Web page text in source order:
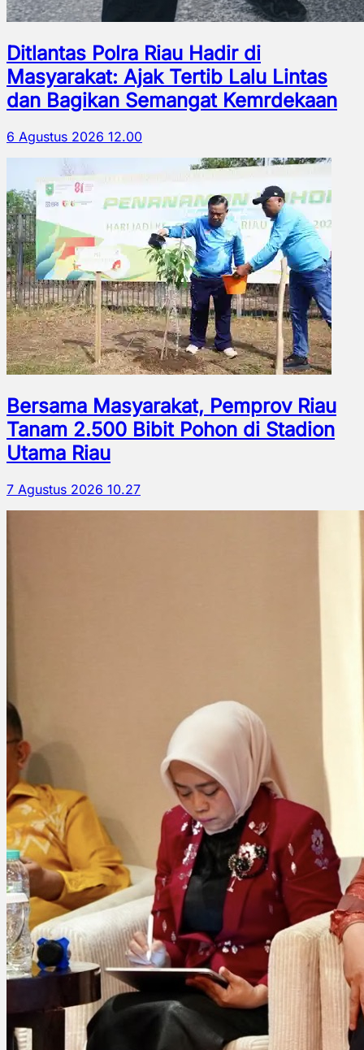
Ditlantas Polra Riau Hadir di
Masyarakat: Ajak Tertib Lalu Lintas
dan Bagikan Semangat Kemrdekaan
6 Agustus 2026 12.00
Bersama Masyarakat, Pemprov Riau
Tanam 2.500 Bibit Pohon di Stadion
Utama Riau
7 Agustus 2026 10.27